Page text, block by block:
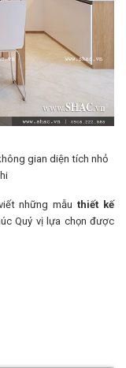
gian diện tích nhỏ
những mẫuthiết kế
Quý vị lựa chọn được